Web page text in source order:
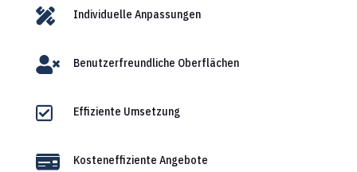
 Individuelle Anpassungen
 Benutzerfreundliche Oberflächen
 Effiziente Umsetzung
 Kosteneffiziente Angebote